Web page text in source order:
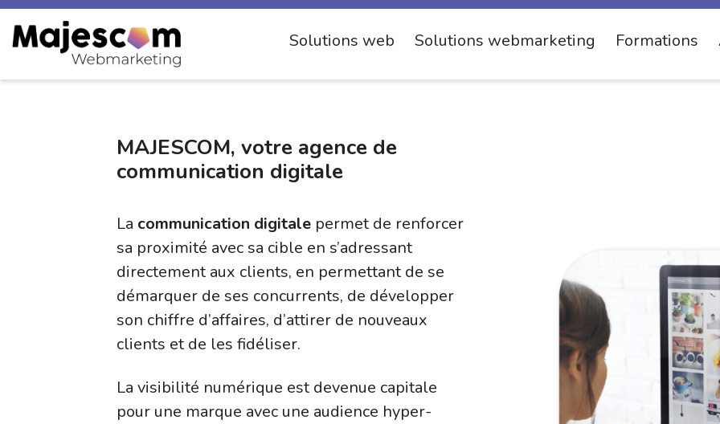
Solutions web Solutions webmarketing Formations
MAJESCOM, votre agence de
communication digitale
La communication digitale permet de renforcer
sa proximité avec sa cible en s’adressant
directement aux clients, en permettant de se
démarquer de ses concurrents, de développer
son chiffre d’affaires, d’attirer de nouveaux
clients et de les fidéliser.
La visibilité numérique est devenue capitale
pour une marque avec une audience hyper-